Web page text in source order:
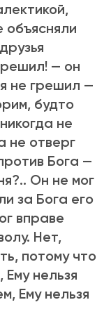
объясняли
— он
не гpешил —
будто
не
не отвеpг
Бога —
Он не мог
за Бога его
впpаве
Нет,
потому что
Ему нельзя
Ему нельзя